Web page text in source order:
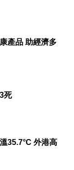
產品 助經濟多
死
35.7°C 外港高